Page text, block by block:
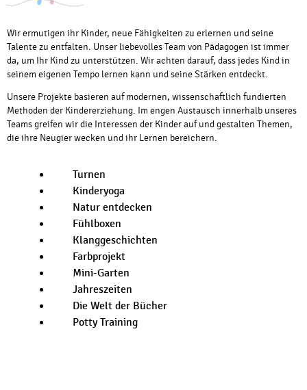
Wir ermutigen ihr Kinder, neue Fähigkeiten zu erlernen und seine
Talente zu entfalten. Unser liebevolles Team von Pädagogen ist immer
da, um Ihr Kind zu unterstützen. Wir achten darauf, dass jedes Kind in
seinem eigenen Tempo lernen kann und seine Stärken entdeckt.
Unsere Projekte basieren auf modernen, wissenschaftlich fundierten
Methoden der Kindererziehung. Im engen Austausch innerhalb unseres
Teams greifen wir die Interessen der Kinder auf und gestalten Themen,
die ihre Neugier wecken und ihr Lernen bereichern.
Turnen
Kinderyoga
Natur entdecken
Fühlboxen
Klanggeschichten
Farbprojekt
Mini-Garten
Jahreszeiten
Die Welt der Bücher
Potty Training